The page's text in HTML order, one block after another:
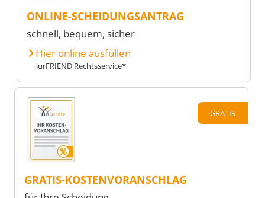
ONLINE-SCHEIDUNGSANTRAG
schnell, bequem, sicher
Hier online ausfüllen
iurFRIEND Rechtsservice*
GRATIS
GRATIS-KOSTENVORANSCHLAG